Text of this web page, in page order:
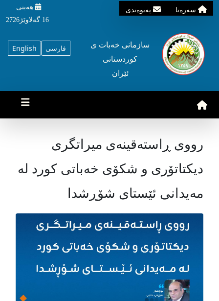
سه‌ره‌تا په‌یوه‌ندی
هه‌ینی
16 گه‌لاوێژ2726
English فارسی
سازمانی خه‌بات ی
کوردستانی
ئێران
رووی ڕاستەقینەی میراتگری
دیکتاتۆری و شکۆی خەباتی کورد لە
مەیدانی ئێستای شۆڕشدا